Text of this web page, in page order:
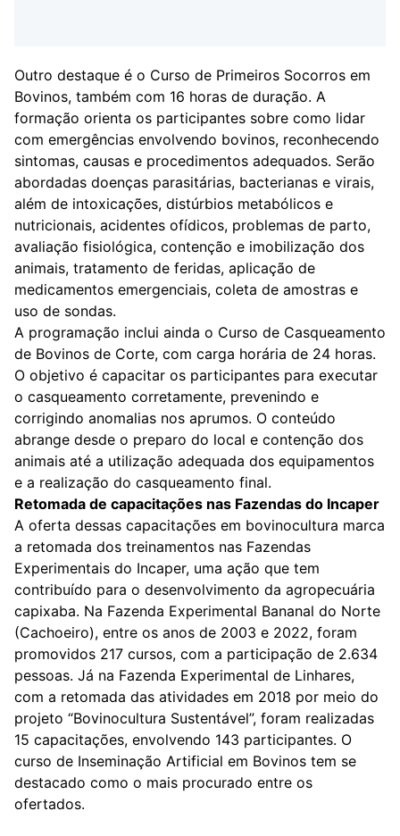
Outro destaque é o Curso de Primeiros Socorros em
Bovinos, também com 16 horas de duração. A
formação orienta os participantes sobre como lidar
com emergências envolvendo bovinos, reconhecendo
sintomas, causas e procedimentos adequados. Serão
abordadas doenças parasitárias, bacterianas e virais,
além de intoxicações, distúrbios metabólicos e
nutricionais, acidentes ofídicos, problemas de parto,
avaliação fisiológica, contenção e imobilização dos
animais, tratamento de feridas, aplicação de
medicamentos emergenciais, coleta de amostras e
uso de sondas.
A programação inclui ainda o Curso de Casqueamento
de Bovinos de Corte, com carga horária de 24 horas.
O objetivo é capacitar os participantes para executar
o casqueamento corretamente, prevenindo e
corrigindo anomalias nos aprumos. O conteúdo
abrange desde o preparo do local e contenção dos
animais até a utilização adequada dos equipamentos
e a realização do casqueamento final.
Retomada de capacitações nas Fazendas do Incaper
A oferta dessas capacitações em bovinocultura marca
a retomada dos treinamentos nas Fazendas
Experimentais do Incaper, uma ação que tem
contribuído para o desenvolvimento da agropecuária
capixaba. Na Fazenda Experimental Bananal do Norte
(Cachoeiro), entre os anos de 2003 e 2022, foram
promovidos 217 cursos, com a participação de 2.634
pessoas. Já na Fazenda Experimental de Linhares,
com a retomada das atividades em 2018 por meio do
projeto “Bovinocultura Sustentável”, foram realizadas
15 capacitações, envolvendo 143 participantes. O
curso de Inseminação Artificial em Bovinos tem se
destacado como o mais procurado entre os
ofertados.